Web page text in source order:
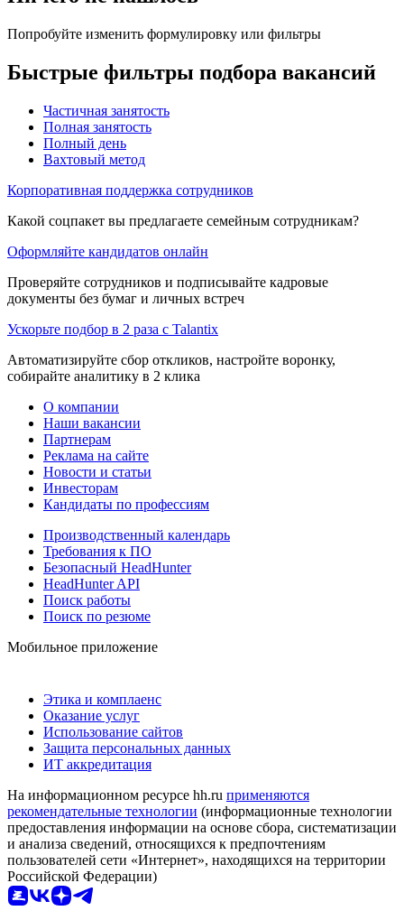
Попробуйте изменить формулировку или фильтры
Быстрые фильтры подбора вакансий
Частичная занятость
Полная занятость
Полный день
Вахтовый метод
Корпоративная поддержка сотрудников
Какой соцпакет вы предлагаете семейным сотрудникам?
Оформляйте кандидатов онлайн
Проверяйте сотрудников и подписывайте кадровые
документы без бумаг и личных встреч
Ускорьте подбор в 2 раза с Talantix
Автоматизируйте сбор откликов, настройте воронку,
собирайте аналитику в 2 клика
О компании
Наши вакансии
Партнерам
Реклама на сайте
Новости и статьи
Инвесторам
Кандидаты по профессиям
Производственный календарь
Требования к ПО
Безопасный HeadHunter
HeadHunter API
Поиск работы
Поиск по резюме
Мобильное приложение
Этика и комплаенс
Оказание услуг
Использование сайтов
Защита персональных данных
ИТ аккредитация
На информационном ресурсе hh.ru применяются
рекомендательные технологии (информационные технологии
предоставления информации на основе сбора, систематизации
и анализа сведений, относящихся к предпочтениям
пользователей сети «Интернет», находящихся на территории
Российской Федерации)